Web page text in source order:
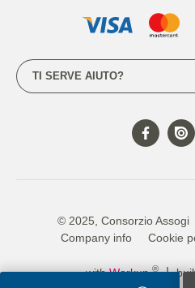
TI SERVE AIUTO?
© 2025, Consorzio Assogi
Company info
Cookie
withWorkup® |